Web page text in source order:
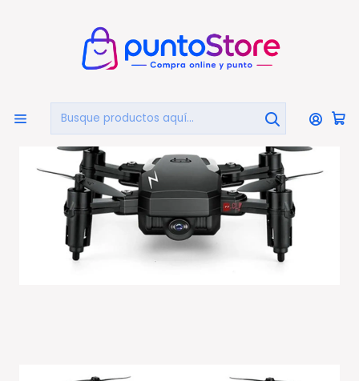
Inicio AUDIO Y VIDEO Drones
Mini Drone Con Cámara 20cms Wifi Txd-g1 - Ps